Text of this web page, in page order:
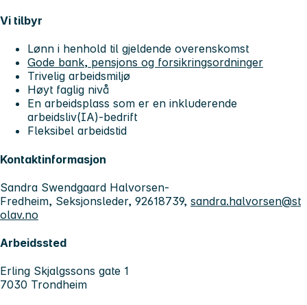
Vi tilbyr
Lønn i henhold til gjeldende overenskomst
Gode bank, pensjons og forsikringsordninger
Trivelig arbeidsmiljø
Høyt faglig nivå
En arbeidsplass som er en inkluderende
arbeidsliv(IA)-bedrift
Fleksibel arbeidstid
Kontaktinformasjon
Sandra Swendgaard Halvorsen-
Fredheim, Seksjonsleder, 92618739, sandra.halvorsen@st
olav.no
Arbeidssted
Erling Skjalgssons gate 1
7030 Trondheim